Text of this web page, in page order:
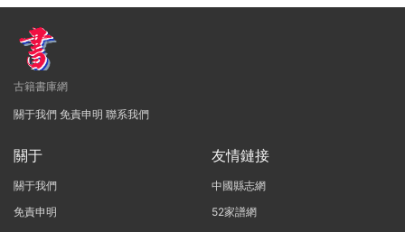
古籍書庫網
關于我們 免責申明 聯系我們
關于
關于我們
免責申明
友情鏈接
中國縣志網
52家譜網